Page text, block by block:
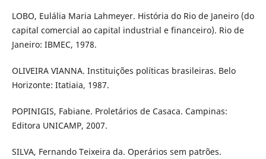
LOBO, Eulália Maria Lahmeyer. História do Rio de Janeiro (do
capital comercial ao capital industrial e financeiro). Rio de
Janeiro: IBMEC, 1978.
OLIVEIRA VIANNA. Instituições políticas brasileiras. Belo
Horizonte: Itatiaia, 1987.
POPINIGIS, Fabiane. Proletários de Casaca. Campinas:
Editora UNICAMP, 2007.
SILVA, Fernando Teixeira da. Operários sem patrões.